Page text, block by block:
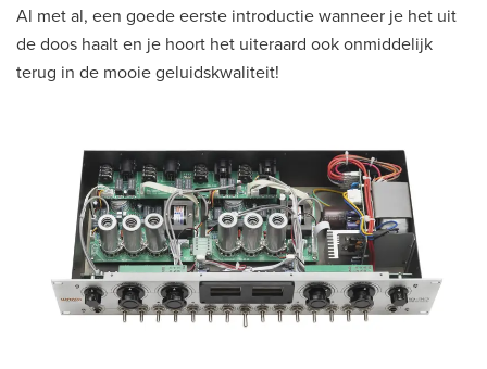
Al met al, een goede eerste introductie wanneer je het uit
de doos haalt en je hoort het uiteraard ook onmiddelijk
terug in de mooie geluidskwaliteit!